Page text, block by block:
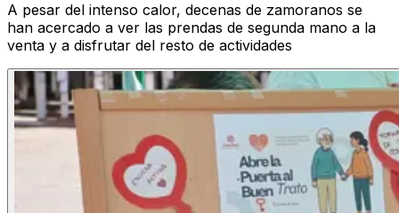
A pesar del intenso calor, decenas de zamoranos se
han acercado a ver las prendas de segunda mano a la
venta y a disfrutar del resto de actividades